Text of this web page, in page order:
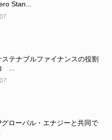
Stan...
テナブルファイナンスの役割
...
ローバル・エナジーと共同で